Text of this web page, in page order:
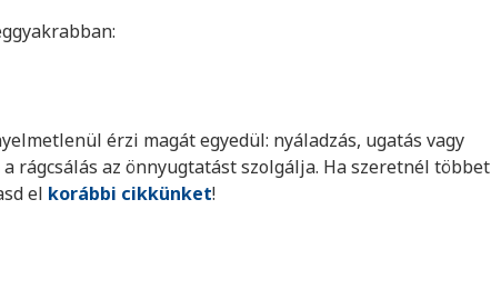
érzi magát egyedül: nyáladzás, ugatás vagy
rágcsálás az önnyugtatást szolgálja. Ha szeretnél többet
el korábbi cikkünket!